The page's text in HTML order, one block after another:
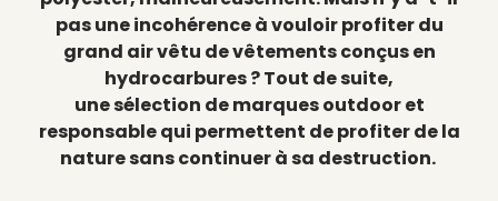
pas une incohérence à vouloir profiter du
grand air vêtu de vêtements conçus en
hydrocarbures ? Tout de suite,
une sélection de marques outdoor et
responsable qui permettent de profiter de la
nature sans continuer à sa destruction.